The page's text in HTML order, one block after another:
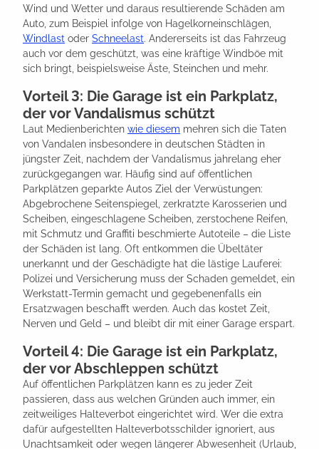
Wind und Wetter und daraus resultierende Schäden am
Auto, zum Beispiel infolge von Hagelkorneinschlägen,
Windlast oder Schneelast. Andererseits ist das Fahrzeug
auch vor dem geschützt, was eine kräftige Windböe mit
sich bringt, beispielsweise Äste, Steinchen und mehr.
Vorteil 3: Die Garage ist ein Parkplatz,
der vor Vandalismus schützt
Laut Medienberichten wie diesem mehren sich die Taten
von Vandalen insbesondere in deutschen Städten in
jüngster Zeit, nachdem der Vandalismus jahrelang eher
zurückgegangen war. Häufig sind auf öffentlichen
Parkplätzen geparkte Autos Ziel der Verwüstungen:
Abgebrochene Seitenspiegel, zerkratzte Karosserien und
Scheiben, eingeschlagene Scheiben, zerstochene Reifen,
mit Schmutz und Graffiti beschmierte Autoteile – die Liste
der Schäden ist lang. Oft entkommen die Übeltäter
unerkannt und der Geschädigte hat die lästige Lauferei:
Polizei und Versicherung muss der Schaden gemeldet, ein
Werkstatt-Termin gemacht und gegebenenfalls ein
Ersatzwagen beschafft werden. Auch das kostet Zeit,
Nerven und Geld – und bleibt dir mit einer Garage erspart.
Vorteil 4: Die Garage ist ein Parkplatz,
der vor Abschleppen schützt
Auf öffentlichen Parkplätzen kann es zu jeder Zeit
passieren, dass aus welchen Gründen auch immer, ein
zeitweiliges Halteverbot eingerichtet wird. Wer die extra
dafür aufgestellten Halteverbotsschilder ignoriert, aus
Unachtsamkeit oder wegen längerer Abwesenheit (Urlaub,